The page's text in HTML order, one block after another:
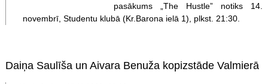
pasākums „The Hustle” notiks 14.
novembrī, Studentu klubā (Kr.Barona ielā 1), plkst. 21:30.
Daiņa Saulīša un Aivara Benuža kopizstāde Valmierā